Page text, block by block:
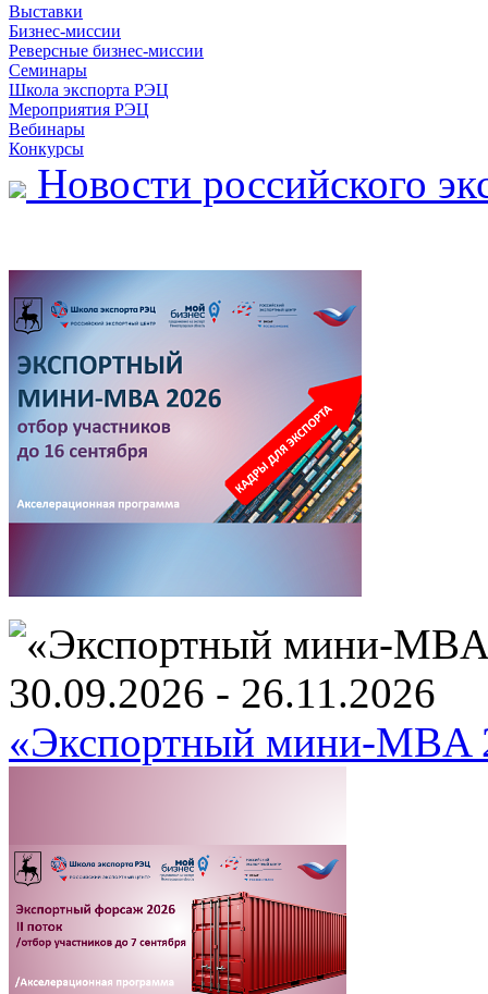
Выставки
Бизнес-миссии
Реверсные бизнес-миссии
Семинары
Школа экспорта РЭЦ
Мероприятия РЭЦ
Вебинары
Конкурсы
Новости российского
30.09.2026 - 26.11.2026
«Экспортный мини-MBA